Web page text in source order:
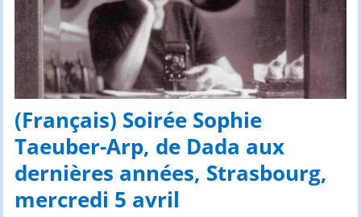
(Français) Soirée Sophie
Taeuber-Arp, de Dada aux
dernières années, Strasbourg,
mercredi 5 avril